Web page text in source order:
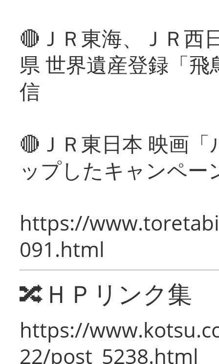
🔴ＪＲ東海、ＪＲ西
県 世界遺産登録「
信
🔴ＪＲ東日本 映画
ップしたキャンペー
https://
091.html
🔀ＨＰリンク集
https://
22/post_5238.html